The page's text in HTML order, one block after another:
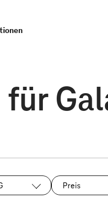
Preis